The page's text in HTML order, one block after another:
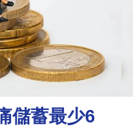
儲蓄最少6